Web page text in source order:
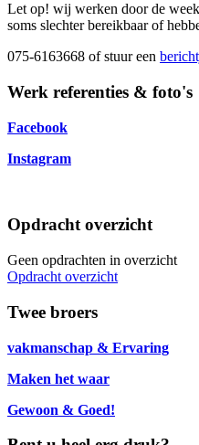
Let op! wij werken door de
soms slechter bereikbaar of
075-6163668 of stuur een
Werk referenties & foto's
Facebook
Instagram
Opdracht overzicht
Geen opdrachten in overzicht
Opdracht overzicht
Twee broers
vakmanschap & Ervaring
Maken het waar
Gewoon & Goed!